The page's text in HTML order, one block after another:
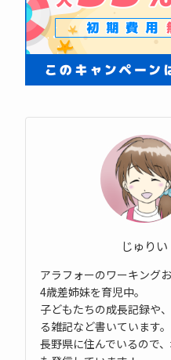
じゅりい
アラフォーのワーキングお
4歳差姉妹を育児中。
子どもたちの成長記録や
る雑記など書いています。
長野県に住んでいるので